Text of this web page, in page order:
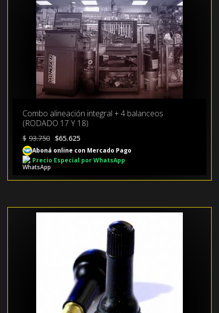
Combo alineación integral + 4 balanceos
(RODADO 17 Y 18)
$ 93.750 El
precio
original
era:
$65.625El
precio
actual
es:
Aboná online con Mercado Pago
Precio Especial por WhatsApp